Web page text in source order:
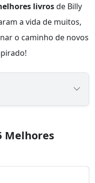
livrosde Billy
a vida de muitos,
o caminho de novos
Melhores